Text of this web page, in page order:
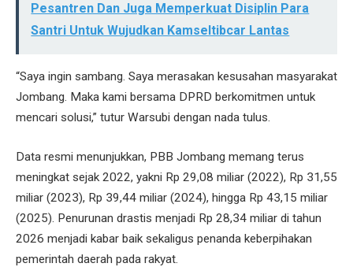
Pesantren Dan Juga Memperkuat Disiplin Para
Santri Untuk Wujudkan Kamseltibcar Lantas
“Saya ingin sambang. Saya merasakan kesusahan masyarakat
Jombang. Maka kami bersama DPRD berkomitmen untuk
mencari solusi,” tutur Warsubi dengan nada tulus.
Data resmi menunjukkan, PBB Jombang memang terus
meningkat sejak 2022, yakni Rp 29,08 miliar (2022), Rp 31,55
miliar (2023), Rp 39,44 miliar (2024), hingga Rp 43,15 miliar
(2025). Penurunan drastis menjadi Rp 28,34 miliar di tahun
2026 menjadi kabar baik sekaligus penanda keberpihakan
pemerintah daerah pada rakyat.